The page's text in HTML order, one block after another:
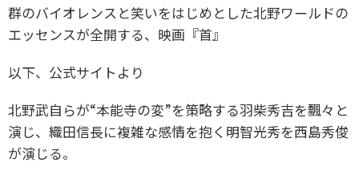
群のバイオレンスと笑いをはじめとした北野ワールドの
エッセンスが全開する、映画『首』
以下、公式サイトより
北野武自らが“本能寺の変”を策略する羽柴秀吉を飄々と
演じ、織田信長に複雑な感情を抱く明智光秀を西島秀俊
が演じる。